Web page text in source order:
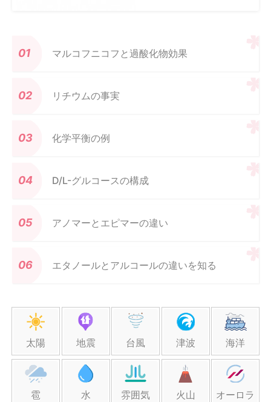
マルコフニコフと過酸化物効果
リチウムの事実
化学平衡の例
D/L-グルコースの構成
アノマーとエピマーの違い
エタノールとアルコールの違いを知る
太陽 地震 台風 津波 海洋
雹 水 雰囲気 火山 オーロラ